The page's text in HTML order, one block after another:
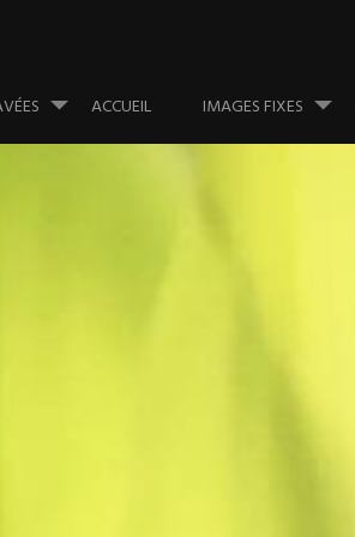
ACCUEIL IMAGES FIXES